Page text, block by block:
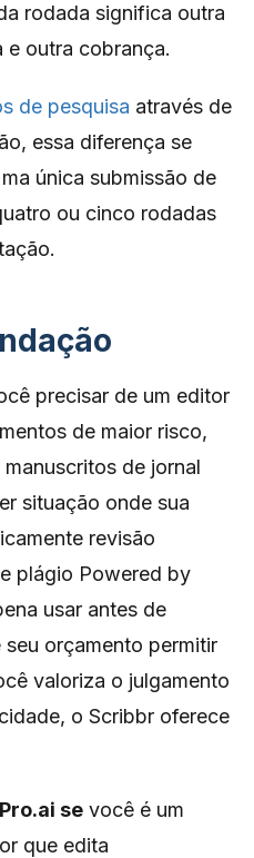
rodada significa outra
e outra cobrança.
de pesquisa através de
essa diferença se
única submissão de
ou cinco rodadas
precisar de um editor
de maior risco,
de jornal
situação onde sua
revisão
plágio Powered by
usar antes de
seu orçamento permitir
valoriza o julgamento
o Scribbr oferece
se você é um
que edita